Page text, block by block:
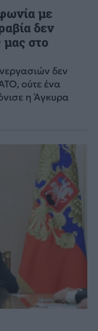
με
δεν
μας στο
δεν
ούτε ένα
η Άγκυρα